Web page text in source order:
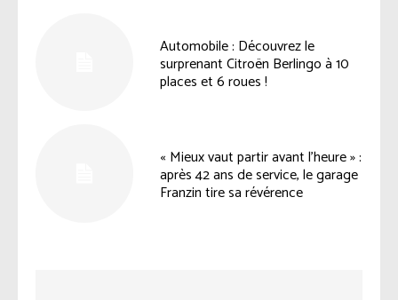
Automobile : Découvrez le
surprenant Citroën Berlingo à 10
places et 6 roues !
« Mieux vaut partir avant l’heure » :
après 42 ans de service, le garage
Franzin tire sa révérence